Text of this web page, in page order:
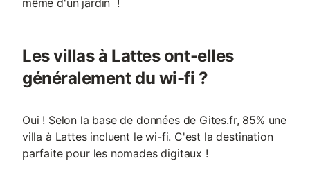
même d'un jardin !
Les villas à Lattes ont-elles
généralement du wi-fi ?
Oui ! Selon la base de données de Gites.fr, 85% une
villa à Lattes incluent le wi-fi. C'est la destination
parfaite pour les nomades digitaux !